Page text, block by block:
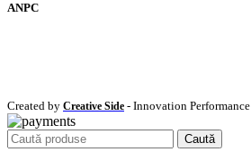
ANPC
Created by Creative Side - Innovation Performance
Caută